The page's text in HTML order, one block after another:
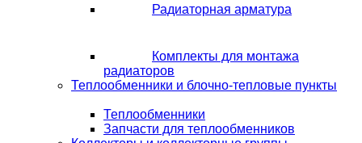
Радиаторная арматура
Комплекты для монтажа
радиаторов
Теплообменники и блочно-тепловые пункты
Теплообменники
Запчасти для теплообменников